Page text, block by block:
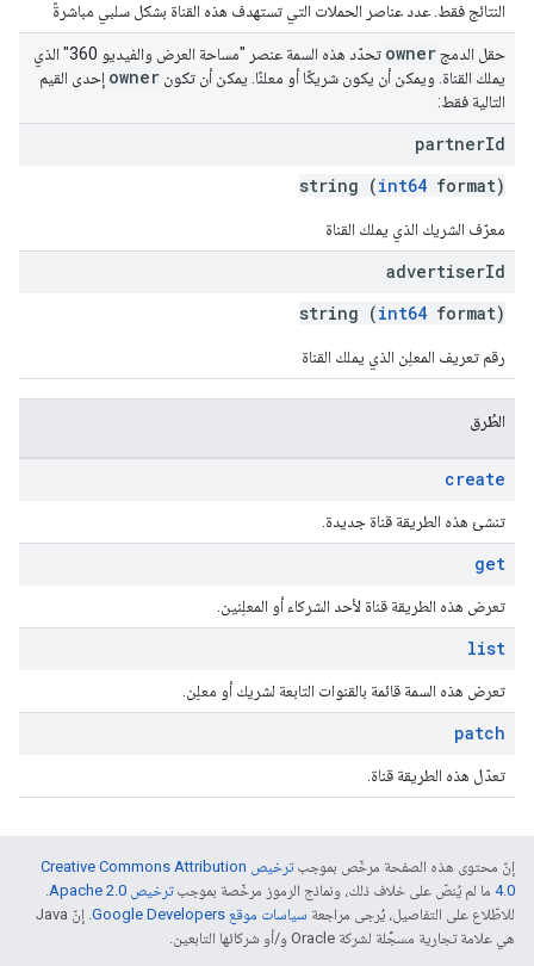
النتائج فقط. عدد عناصر الحملات التي تستهدف هذه القناة بشكل سلبي مباشرةً
حقل الدمجowner
تحدّد هذه السمة عنصر "مساحة العرض والفيديو 360" الذي
يملك القناة. ويمكن أن يكون شريكًا أو معلنًا. يمكن أن تكون owner إحدى القيم
التالية فقط:
partnerId
string (int64 format)
معرّف الشريك الذي يملك القناة
advertiserId
string (int64 format)
رقم تعريف المعلِن الذي يملك القناة
الطُرق
create
تنشئ هذه الطريقة قناة جديدة.
get
تعرض هذه الطريقة قناة لأحد الشركاء أو المعلِنين.
list
تعرض هذه السمة قائمة بالقنوات التابعة لشريك أو معلِن.
patch
تعدّل هذه الطريقة قناة.
إنّ محتوى هذه الصفحة مرخّص بموجب
ترخيص Creative Commons Attribution
4.0‏ ما لم يُنصّ على خلاف ذلك، ونماذج الرموز مرخّصة بموجبترخيص Apache 2.0‏
.
للاطّلاع على التفاصيل، يُرجى مراجعة سياسات موقع Google Developers‏
. إنّ Java
هي علامة تجارية مسجَّلة لشركة Oracle و/أو شركائها التابعين.